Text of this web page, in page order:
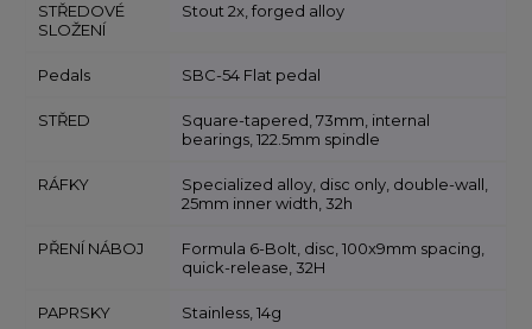
STŘEDOVÉ
SLOŽENÍ
Stout 2x, forged alloy
Pedals SBC-54 Flat pedal
STŘED
Square-tapered, 73mm, internal
bearings, 122.5mm spindle
RÁFKY
Specialized alloy, disc only, double-wall,
25mm inner width, 32h
PŘENÍ NÁBOJ
Formula 6-Bolt, disc, 100x9mm spacing,
quick-release, 32H
PAPRSKY Stainless, 14g